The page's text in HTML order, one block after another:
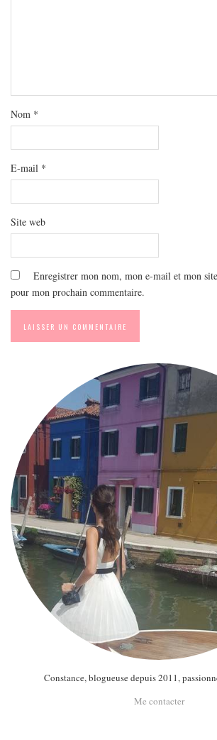
Nom *
E-mail *
Site web
Enregistrer mon nom, mon e-mail et mon
pour mon prochain commentaire.
Constance, blogueuse depuis 2011,
Me contacter